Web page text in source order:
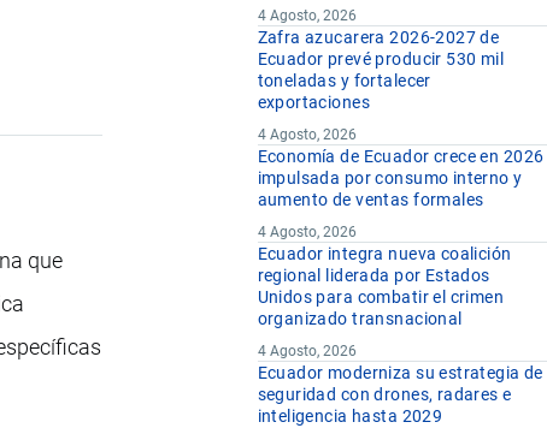
que
4 Agosto, 2026
Zafra azucarera 2026-2027 de
Ecuador prevé producir 530 mil
toneladas y fortalecer
exportaciones
4 Agosto, 2026
Economía de Ecuador crece en 2026
impulsada por consumo interno y
aumento de ventas formales
4 Agosto, 2026
Ecuador integra nueva coalición
regional liderada por Estados
Unidos para combatir el crimen
organizado transnacional
4 Agosto, 2026
Ecuador moderniza su estrategia de
seguridad con drones, radares e
inteligencia hasta 2029